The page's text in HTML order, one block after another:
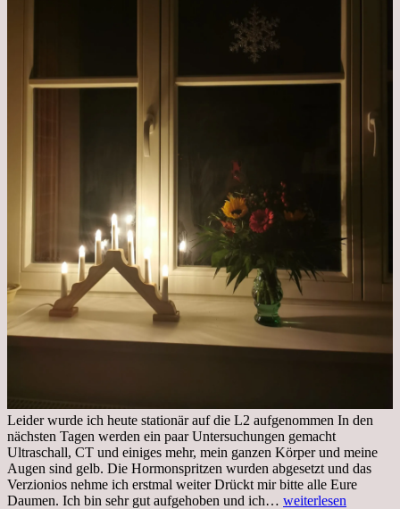
Leider wurde ich heute stationär auf die L2 aufgenommen In den
nächsten Tagen werden ein paar Untersuchungen gemacht
Ultraschall, CT und einiges mehr, mein ganzen Körper und meine
Augen sind gelb. Die Hormonspritzen wurden abgesetzt und das
Verzionios nehme ich erstmal weiter Drückt mir bitte alle Eure
Daumen. Ich bin sehr gut aufgehoben und ich… Mittwoch.
weiterlesen